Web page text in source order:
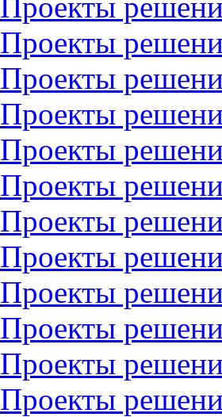
Проекты
Проекты
Проекты
Проекты
Проекты
Проекты
Проекты
Проекты
Проекты
Проекты
Проекты